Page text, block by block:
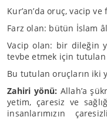
Kur’an’da oruç, vacip
Farz olan: bütün İslam
Vacip olan: bir dileğin
tevbe etmek için tutulan
Bu tutulan oruçların iki
Zahiri yönü: Allah’a
yetim, çaresiz ve
insanlarımızın